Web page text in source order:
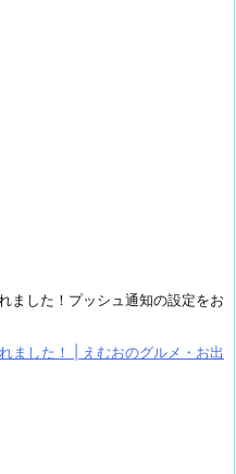
ました！プッシュ通知の設定をお
ました！ | えむおのグルメ・お出